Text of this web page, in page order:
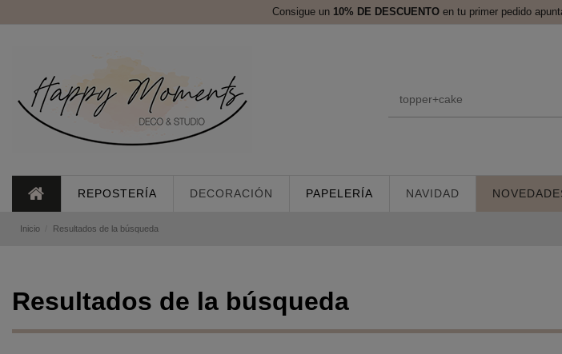
Consigue un 10% DE DESCUENTOen tu primer pedido
REPOSTERÍA DECORACIÓN PAPELERÍA NAVIDAD
Inicio Resultados de la búsqueda
Resultados de la búsqueda